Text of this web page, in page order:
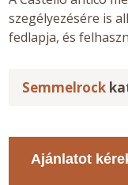
szegélyezésére is
fedlapja, és
Semmelrock
Ajánlatot